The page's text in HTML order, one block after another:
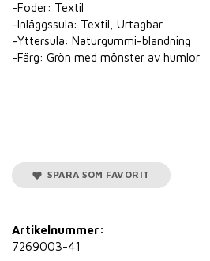
-Foder: Textil
-Inläggssula: Textil, Urtagbar
-Yttersula: Naturgummi-blandning
-Färg: Grön med mönster av humlor
SPARA SOM FAVORIT
Artikelnummer:
7269003-41